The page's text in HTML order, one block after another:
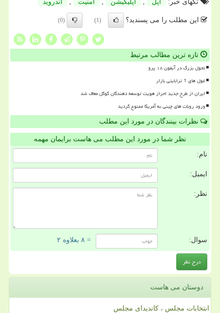
تگهای خبر:
اپل , اپلیكیشن , امنیت , اندروید
این مطلب را می پسندید؟ (1)
(0)
تازه ترین مطالب مرتبط
تحول بزرگ در آیفون ۱۸ پرو
غول های 1 ترابایتی بازار
ایران از طرح جدید احراز هویت توسعه دهندگان گوگل معاف شد
ورود روبات های چینی به آمریکا ممنوع گردید
نظرات بینندگان در مورد این مطلب
نظر شما در مورد این مطلب می هاست برایمان مهمه
نام:
ایمیل:
نظر:
سوال: = ۸ بعلاوه ۲
دوستان می هاست
انتخابات مجلس ، کاندیدای مجلس